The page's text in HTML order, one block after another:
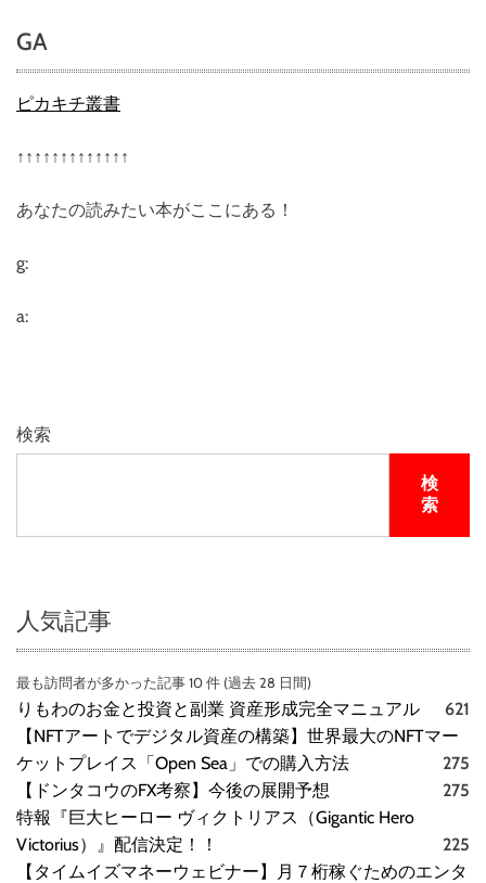
GA
ピカキチ叢書
↑↑↑↑↑↑↑↑↑↑↑↑↑
あなたの読みたい本がここにある！
g:
a:
検索
検
索
人気記事
最も訪問者が多かった記事 10 件 (過去 28 日間)
りもわのお金と投資と副業 資産形成完全マニュアル
621
【NFTアートでデジタル資産の構築】世界最大のNFTマー
ケットプレイス「Open Sea」での購入方法
275
【ドンタコウのFX考察】今後の展開予想
275
特報『巨大ヒーロー ヴィクトリアス（Gigantic Hero
Victorius）』配信決定！！
225
【タイムイズマネーウェビナー】月７桁稼ぐためのエンタ